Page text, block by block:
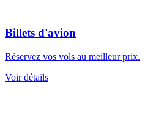
Billets d'avion
Réservez vos vols au meilleur prix.
Voir détails